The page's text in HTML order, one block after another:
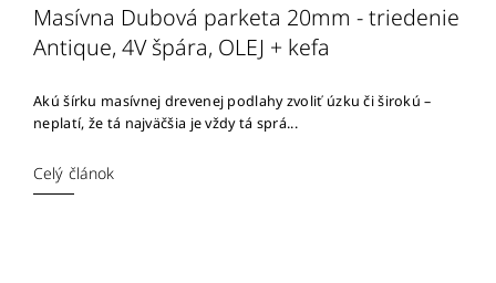
Masívna Dubová parketa 20mm - triedenie
Antique, 4V špára, OLEJ + kefa
Akú šírku masívnej drevenej podlahy zvoliť úzku či širokú –
neplatí, že tá najväčšia je vždy tá sprá...
Celý článok